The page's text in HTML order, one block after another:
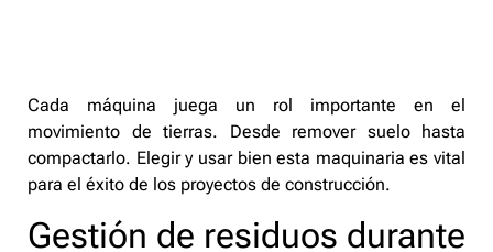
Cada máquina juega un rol importante en el
movimiento de tierras. Desde remover suelo hasta
compactarlo. Elegir y usar bien esta maquinaria es vital
para el éxito de los proyectos de construcción.
Gestión de residuos durante